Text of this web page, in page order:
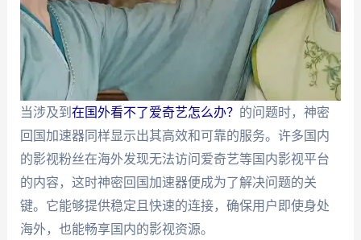
当涉及到 在国外看不了爱奇艺怎么办？ 的问题时，神密
回国加速器同样显示出其高效和可靠的服务。许多国内
的影视粉丝在海外发现无法访问爱奇艺等国内影视平台
的内容，这时神密回国加速器便成为了解决问题的关
键。它能够提供稳定且快速的连接，确保用户即使身处
海外，也能畅享国内的影视资源。